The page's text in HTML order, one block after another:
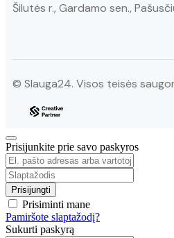
Šilutės r., Gardamo sen.,
© Slauga24. Visos teisės
Prisijunkite prie savo paskyros
Prisiminti mane
Pamiršote slaptažodį?
Sukurti paskyrą